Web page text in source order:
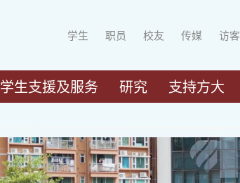
学生 职员 校友 传媒 访客
学生支援及服务 研究 支持方大